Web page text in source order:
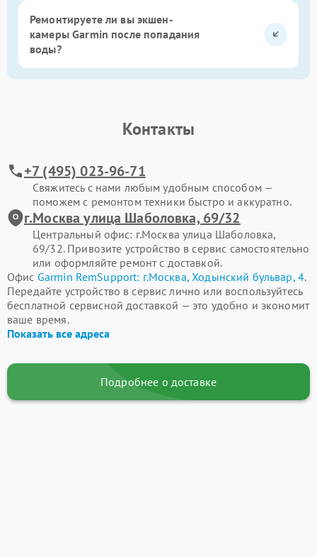
Ремонтируете ли вы экшен-
камеры Garmin после попадания
воды?
Контакты
+7 (495) 023-96-71
Свяжитесь с нами любым удобным способом —
поможем с ремонтом техники быстро и аккуратно.
г.Москва улица Шаболовка, 69/32
Центральный офис: г.Москва улица Шаболовка,
69/32. Привозите устройство в сервис самостоятельно
или оформляйте ремонт с доставкой.
Офис Garmin RemSupport: г.Москва, Ходынский бульвар, 4.
Передайте устройство в сервис лично или воспользуйтесь
бесплатной сервисной доставкой — это удобно и экономит
ваше время.
Показать все адреса
Подробнее о доставке